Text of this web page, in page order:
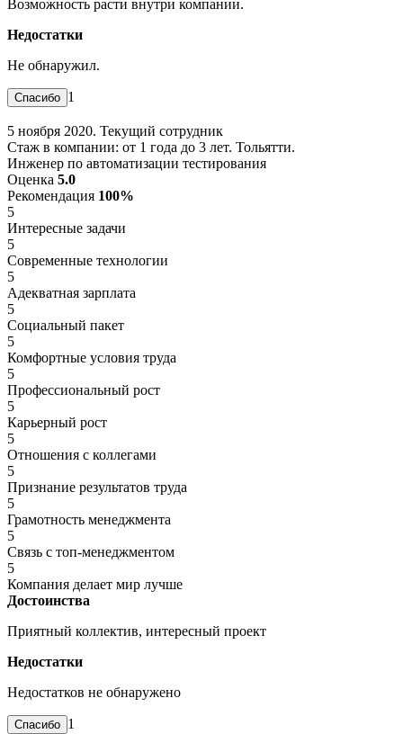
Возможность расти внутри компании.
Недостатки
Не обнаружил.
1
5 ноября 2020. Текущий сотрудник
Стаж в компании: от 1 года до 3 лет. Тольятти.
Инженер по автоматизации тестирования
Оценка 5.0
Рекомендация 100%
5
Интересные задачи
5
Современные технологии
5
Адекватная зарплата
5
Социальный пакет
5
Комфортные условия труда
5
Профессиональный рост
5
Карьерный рост
5
Отношения с коллегами
5
Признание результатов труда
5
Грамотность менеджмента
5
Связь с топ-менеджментом
5
Компания делает мир лучше
Достоинства
Приятный коллектив, интересный проект
Недостатки
Недостатков не обнаружено
1